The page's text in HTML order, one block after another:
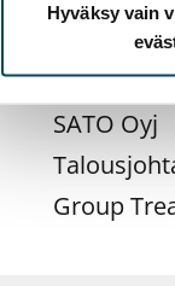
Hyväksy vain
SATO Oyj
Group